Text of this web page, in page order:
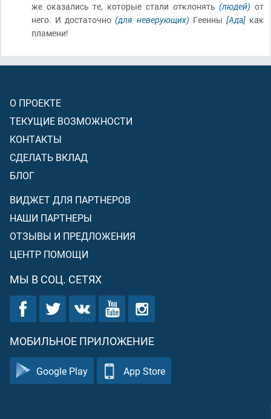
же оказались те, которые стали отклонять(людей) от
него. И достаточно(для неверующих) Геенны [Ада]как
пламени!
О ПРОЕКТЕ
ТЕКУЩИЕ ВОЗМОЖНОСТИ
КОНТАКТЫ
СДЕЛАТЬ ВКЛАД
БЛОГ
ВИДЖЕТ ДЛЯ ПАРТНЕРОВ
НАШИ ПАРТНЕРЫ
ОТЗЫВЫ И ПРЕДЛОЖЕНИЯ
ЦЕНТР ПОМОЩИ
МЫ В СОЦ. СЕТЯХ
МОБИЛЬНОЕ ПРИЛОЖЕНИЕ
Google Play App Store